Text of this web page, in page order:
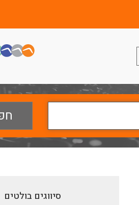
סיווגים בולטים